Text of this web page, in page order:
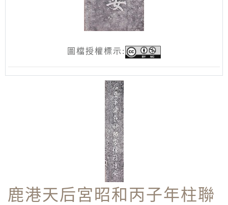
圖檔授權標示:
鹿港天后宮昭和丙子年柱聯